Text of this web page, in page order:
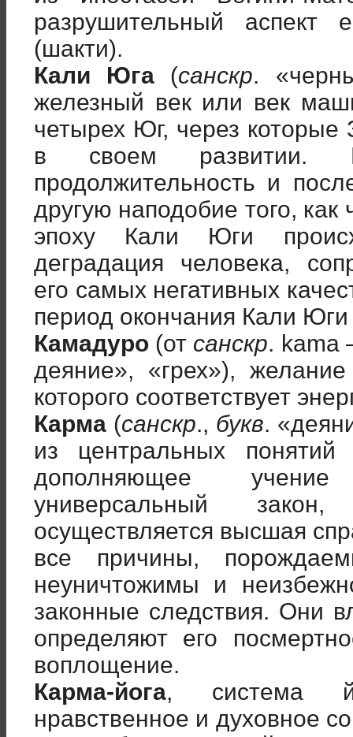
разрушительный аспект
(шакти).
Кали Юга (санскр.
железный век или век
четырех Юг, через которые
в своем развитии.
продолжительность и
другую наподобие того,
эпоху Кали Юги
деградация человека,
его самых негативных
период окончания Кали
Камадуро (от санскр. kama
деяние», «грех»), желание
которого соответствует
Карма (санскр., букв.
из центральных
дополняющее
универсальный закон,
осуществляется высшая
все причины,
неуничтожимы и
законные следствия. Они
определяют его
воплощение.
Карма-йога, система
нравственное и духовное